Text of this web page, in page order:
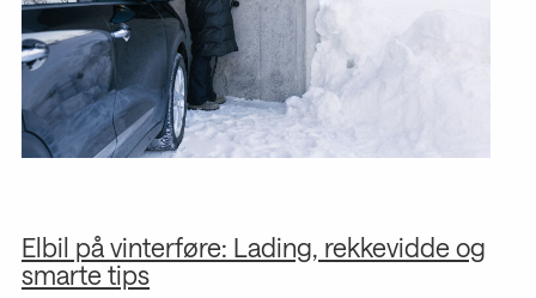
Elbil på vinterføre: Lading, rekkevidde og
smarte tips